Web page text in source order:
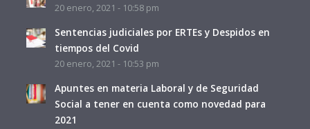
20 enero, 2021 - 10:58 pm
Sentencias judiciales por ERTEs y Despidos en
tiempos del Covid
20 enero, 2021 - 10:53 pm
Apuntes en materia Laboral y de Seguridad
Social a tener en cuenta como novedad para
2021